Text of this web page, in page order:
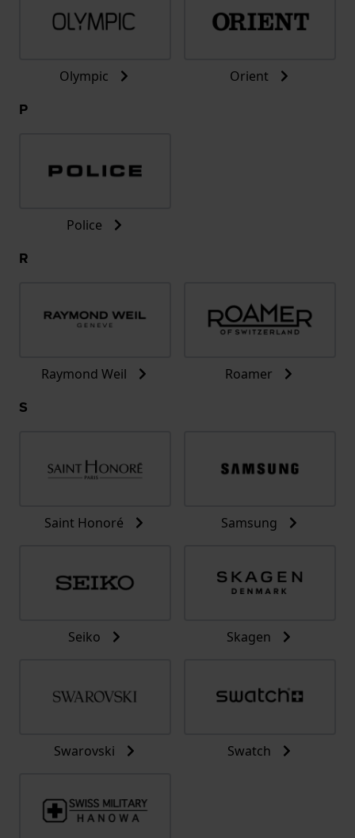
Olympic Orient
P
Police
R
Raymond Weil Roamer
S
Saint Honoré Samsung
Seiko Skagen
Swarovski Swatch